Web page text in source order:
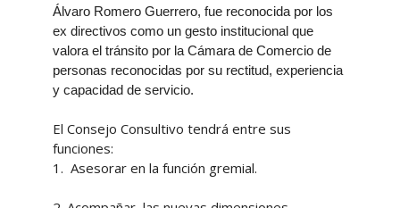
Álvaro Romero Guerrero, fue reconocida por los
ex directivos como un gesto institucional que
valora el tránsito por la Cámara de Comercio de
personas reconocidas por su rectitud, experiencia
y capacidad de servicio.
El Consejo Consultivo tendrá entre sus
funciones:
1. Asesorar en la función gremial.